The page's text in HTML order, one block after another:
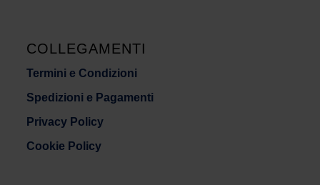
COLLEGAMENTI
Termini e Condizioni
Spedizioni e Pagamenti
Privacy Policy
Cookie Policy